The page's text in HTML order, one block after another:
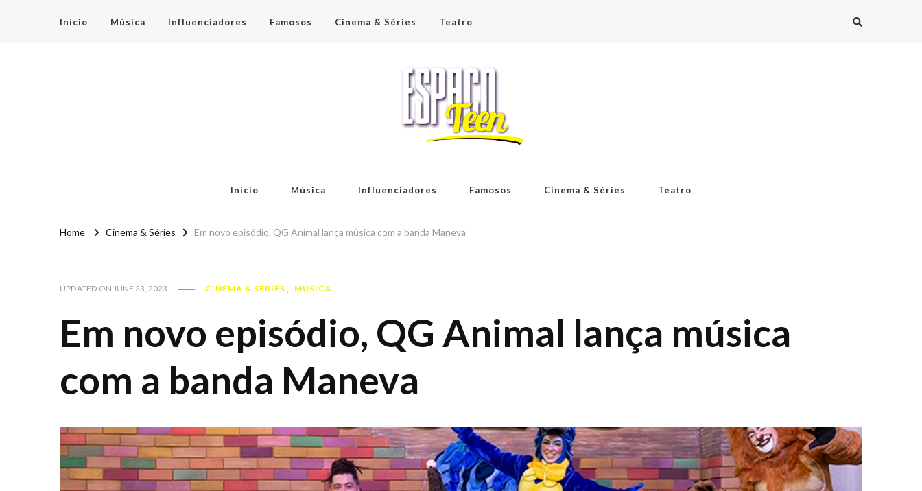
Início Música Influenciadores Famosos Cinema & Séries Teatro
Início Música Influenciadores Famosos Cinema & Séries Teatro
Home Cinema & Séries Em novo episódio, QG Animal lança música com a banda Maneva
UPDATED ON JUNE 23, 2023 CINEMA & SÉRIES MÚSICA
Em novo episódio, QG Animal lança música
com a banda Maneva